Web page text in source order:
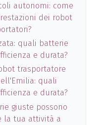
autonomi: come
dei robot
quali batterie
e durata?
trasportatore
quali
e durata?
giuste possono
la tua attività a